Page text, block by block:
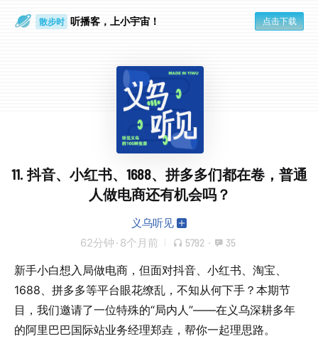
散步时 听播客，上小宇宙！ 点击下载
11. 抖音、小红书、1688、拼多多们都在卷，普通
人做电商还有机会吗？
义乌听见
62分钟 · 8个月前 5792 · 35
新手小白想入局做电商，但面对抖音、小红书、淘宝、
1688、拼多多等平台眼花缭乱，不知从何下手？本期节
目，我们邀请了一位特殊的“局内人”——在义乌深耕多年
的阿里巴巴国际站业务经理郑垚，帮你一起理思路。